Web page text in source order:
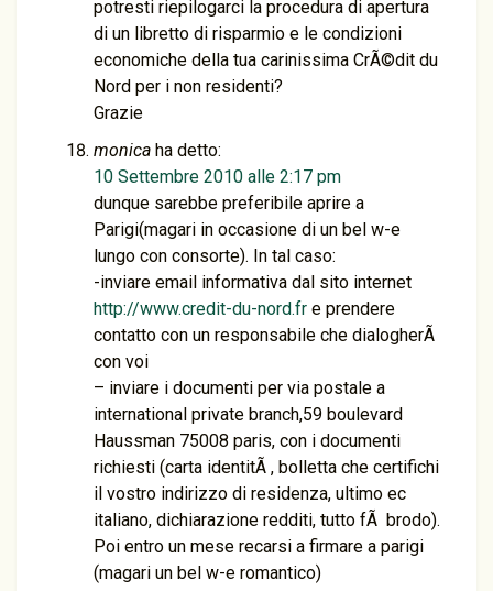
potresti riepilogarci la procedura di apertura
di un libretto di risparmio e le condizioni
economiche della tua carinissima CrÃ©dit du
Nord per i non residenti?
Grazie
monica ha detto:
10 Settembre 2010 alle 2:17 pm
dunque sarebbe preferibile aprire a
Parigi(magari in occasione di un bel w-e
lungo con consorte). In tal caso:
-inviare email informativa dal sito internet
http://www.credit-du-nord.fr e prendere
contatto con un responsabile che dialogherÃ
con voi
– inviare i documenti per via postale a
international private branch,59 boulevard
Haussman 75008 paris, con i documenti
richiesti (carta identitÃ , bolletta che certifichi
il vostro indirizzo di residenza, ultimo ec
italiano, dichiarazione redditi, tutto fÃ brodo).
Poi entro un mese recarsi a firmare a parigi
(magari un bel w-e romantico)